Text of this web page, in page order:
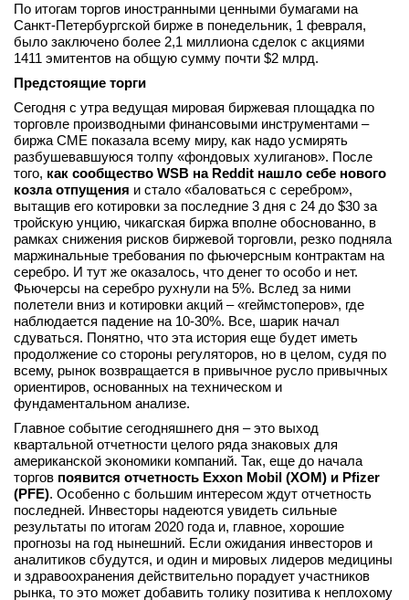
По итогам торгов иностранными ценными бумагами на
Санкт-Петербургской бирже в понедельник, 1 февраля,
было заключено более 2,1 миллиона сделок с акциями
1411 эмитентов на общую сумму почти $2 млрд.
Предстоящие торги
Сегодня с утра ведущая мировая биржевая площадка по
торговле производными финансовыми инструментами –
биржа CME показала всему миру, как надо усмирять
разбушевавшуюся толпу «фондовых хулиганов». После
того, как сообщество WSB на Reddit нашло себе нового
козла отпущения и стало «баловаться с серебром»,
вытащив его котировки за последние 3 дня с 24 до $30 за
тройскую унцию, чикагская биржа вполне обоснованно, в
рамках снижения рисков биржевой торговли, резко подняла
маржинальные требования по фьючерсным контрактам на
серебро. И тут же оказалось, что денег то особо и нет.
Фьючерсы на серебро рухнули на 5%. Вслед за ними
полетели вниз и котировки акций – «геймстоперов», где
наблюдается падение на 10-30%. Все, шарик начал
сдуваться. Понятно, что эта история еще будет иметь
продолжение со стороны регуляторов, но в целом, судя по
всему, рынок возвращается в привычное русло привычных
ориентиров, основанных на техническом и
фундаментальном анализе.
Главное событие сегодняшнего дня – это выход
квартальной отчетности целого ряда знаковых для
американской экономики компаний. Так, еще до начала
торгов появится отчетность Exxon Mobil (XOM) и Pfizer
(PFE). Особенно с большим интересом ждут отчетность
последней. Инвесторы надеются увидеть сильные
результаты по итогам 2020 года и, главное, хорошие
прогнозы на год нынешний. Если ожидания инвесторов и
аналитиков сбудутся, и один и мировых лидеров медицины
и здравоохранения действительно порадует участников
рынка, то это может добавить толику позитива к неплохому